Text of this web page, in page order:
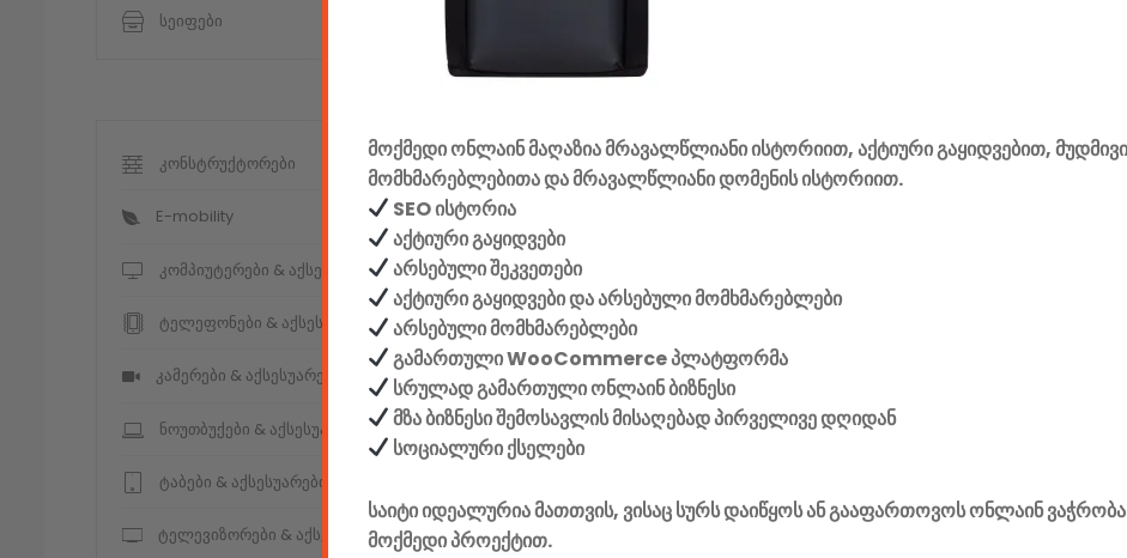
სეიფები
კონსტრუქტორები
E-mobility
კომპიუტერები & აქსესუარები
ტელეფონები & აქსესუარები
კამერები & აქსესუარები
ნოუთბუქები & აქსესუარები
ტაბები & აქსესუარები
ტელევიზორები & აქსესუარები
მოქმედი ონლაინ მაღაზია მრავალწლიანი ისტორიით, აქტიური გაყიდვებით, მუდმივი
მომხმარებლებითა და მრავალწლიანი დომენის ისტორიით.
SEO ისტორია
აქტიური გაყიდვები
არსებული შეკვეთები
აქტიური გაყიდვები და არსებული მომხმარებლები
არსებული მომხმარებლები
გამართული WooCommerce პლატფორმა
სრულად გამართული ონლაინ ბიზნესი
მზა ბიზნესი შემოსავლის მისაღებად პირველივე დღიდან
სოციალური ქსელები
საიტი იდეალურია მათთვის, ვისაც სურს დაიწყოს ან გააფართოვოს ონლაინ ვაჭრობა
მოქმედი პროექტით.